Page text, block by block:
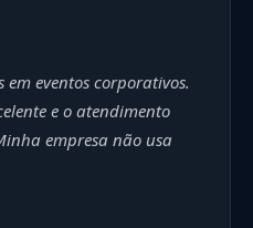
em eventos corporativos.
e o atendimento
empresa não usa